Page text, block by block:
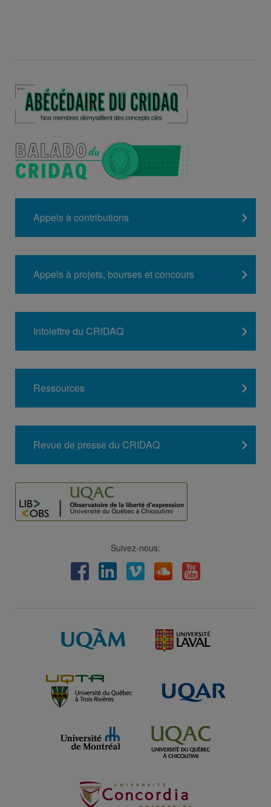
Appels à contributions
Appels à projets, bourses et concours
Infolettre du CRIDAQ
Ressources
Revue de presse du CRIDAQ
Suivez-nous:
FacebookLinkedInViméo Soundcloud
Youtube